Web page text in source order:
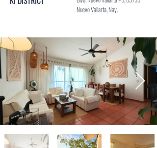
Nuevo Vallarta, Nay.